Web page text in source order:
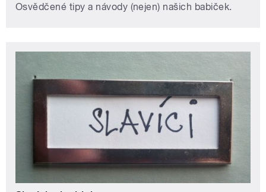
Osvědčené tipy a návody (nejen) našich babiček.